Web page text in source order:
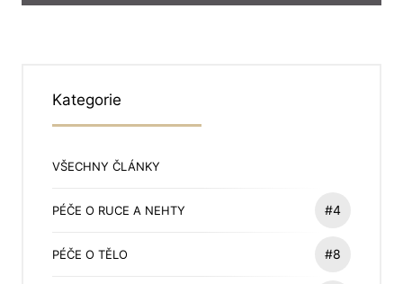
Kategorie
VŠECHNY ČLÁNKY
PÉČE O RUCE A NEHTY #4
PÉČE O TĚLO #8